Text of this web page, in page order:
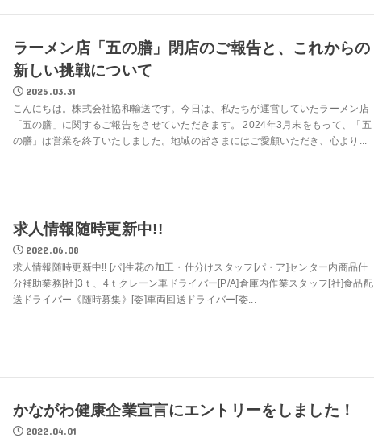
ラーメン店「五の膳」閉店のご報告と、これからの
新しい挑戦について
2025.03.31
こんにちは。株式会社協和輸送です。今日は、私たちが運営していたラーメン店
「五の膳」に関するご報告をさせていただきます。 2024年3月末をもって、「五
の膳」は営業を終了いたしました。地域の皆さまにはご愛顧いただき、心より...
求人情報随時更新中!!
2022.06.08
求人情報随時更新中!! [パ]生花の加工・仕分けスタッフ[パ・ア]センター内商品仕
分補助業務[社]3ｔ、4ｔクレーン車ドライバー[P/A]倉庫内作業スタッフ[社]食品配
送ドライバー《随時募集》[委]車両回送ドライバー[委...
かながわ健康企業宣言にエントリーをしました！
2022.04.01